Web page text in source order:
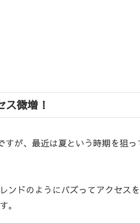
微増！
が、最近は夏という時期を狙
ンドのようにバズってアクセス
。